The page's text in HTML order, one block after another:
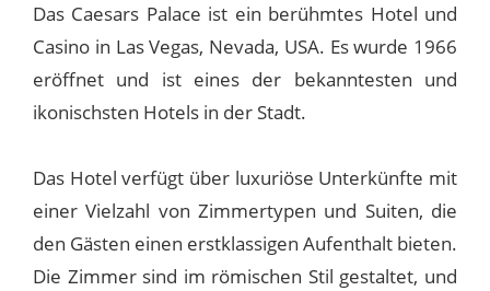
Das Caesars Palace ist ein berühmtes Hotel und
Casino in Las Vegas, Nevada, USA. Es wurde 1966
eröffnet und ist eines der bekanntesten und
ikonischsten Hotels in der Stadt.
Das Hotel verfügt über luxuriöse Unterkünfte mit
einer Vielzahl von Zimmertypen und Suiten, die
den Gästen einen erstklassigen Aufenthalt bieten.
Die Zimmer sind im römischen Stil gestaltet, und